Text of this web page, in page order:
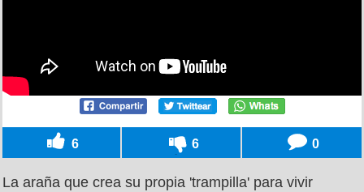
6 6 0
La araña que crea su propia 'trampilla' para vivir